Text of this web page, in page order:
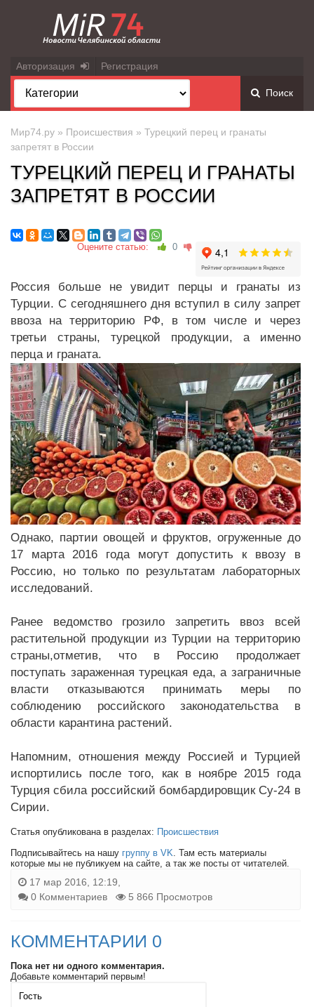
Авторизация Регистрация
Поиск
Мир74.ру » Происшествия » Турецкий перец и гранаты
запретят в России
ТУРЕЦКИЙ ПЕРЕЦ И ГРАНАТЫ
ЗАПРЕТЯТ В РОССИИ
Оцените статью: 0
Россия больше не увидит перцы и гранаты из
Турции. С сегодняшнего дня вступил в силу запрет
ввоза на территорию РФ, в том числе и через
третьи страны, турецкой продукции, а именно
перца и граната.
Однако, партии овощей и фруктов, огруженные до
17 марта 2016 года могут допустить к ввозу в
Россию, но только по результатам лабораторных
исследований.
Ранее ведомство грозило запретить ввоз всей
растительной продукции из Турции на территорию
страны,отметив, что в Россию продолжает
поступать зараженная турецкая еда, а заграничные
власти отказываются принимать меры по
соблюдению российского законодательства в
области карантина растений.
Напомним, отношения между Россией и Турцией
испортились после того, как в ноябре 2015 года
Турция сбила российский бомбардировщик Су-24 в
Сирии.
Статья опубликована в разделах: Происшествия
Подписывайтесь на нашу группу в VK. Там есть материалы
которые мы не публикуем на сайте, а так же посты от читателей.
17 мар 2016, 12:19,
0 Комментариев
5 866 Просмотров
КОММЕНТАРИИ 0
Пока нет ни одного комментария.
Добавьте комментарий первым!